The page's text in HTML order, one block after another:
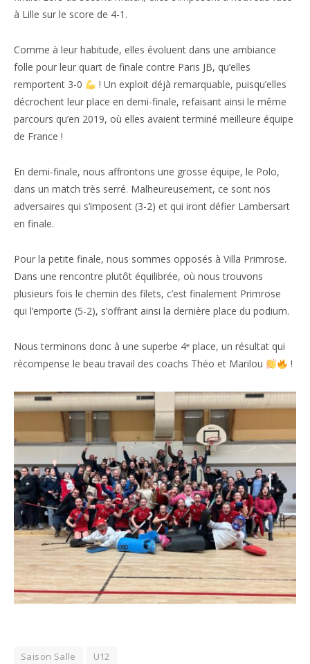
à Lille sur le score de 4-1.
Comme à leur habitude, elles évoluent dans une ambiance
folle pour leur quart de finale contre Paris JB, qu’elles
remportent 3-0
! Un exploit déjà remarquable, puisqu’elles
décrochent leur place en demi-finale, refaisant ainsi le même
parcours qu’en 2019, où elles avaient terminé meilleure équipe
de France !
En demi-finale, nous affrontons une grosse équipe, le Polo,
dans un match très serré. Malheureusement, ce sont nos
adversaires qui s’imposent (3-2) et qui iront défier Lambersart
en finale.
Pour la petite finale, nous sommes opposés à Villa Primrose.
Dans une rencontre plutôt équilibrée, où nous trouvons
plusieurs fois le chemin des filets, c’est finalement Primrose
qui l’emporte (5-2), s’offrant ainsi la dernière place du podium.
Nous terminons donc à une superbe 4ᵉ place, un résultat qui
récompense le beau travail des coachs Théo et Marilou
!
Saison Salle U12